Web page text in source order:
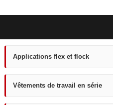
Applications flex et flock
Vêtements de travail en série